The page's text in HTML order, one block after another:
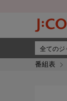
番組表